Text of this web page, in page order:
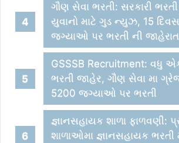
ગૌણ સેવા ભરતી: સરકારી ભરતી
યુવાનો માટે ગુડ ન્યુઝ, 15
જગ્યાઓ પર ભરતી ની
GSSSB Recruitment: વધુ એક
ભરતી જાહેર, ગૌણ સેવા મા
5200 જગ્યાઓ પર ભરતી
જ્ઞાનસહાયક શાળા ફાળવણી:
શાળાઓમા જ્ઞાનસહાયક ભરતી